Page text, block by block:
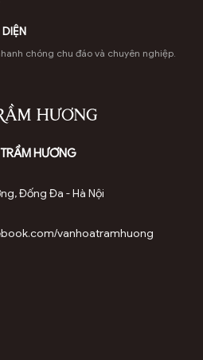
chóng chu đáo và chuyên nghiệp.
HƯƠNG
Đống Đa - Hà Nội
vanhoatramhuong